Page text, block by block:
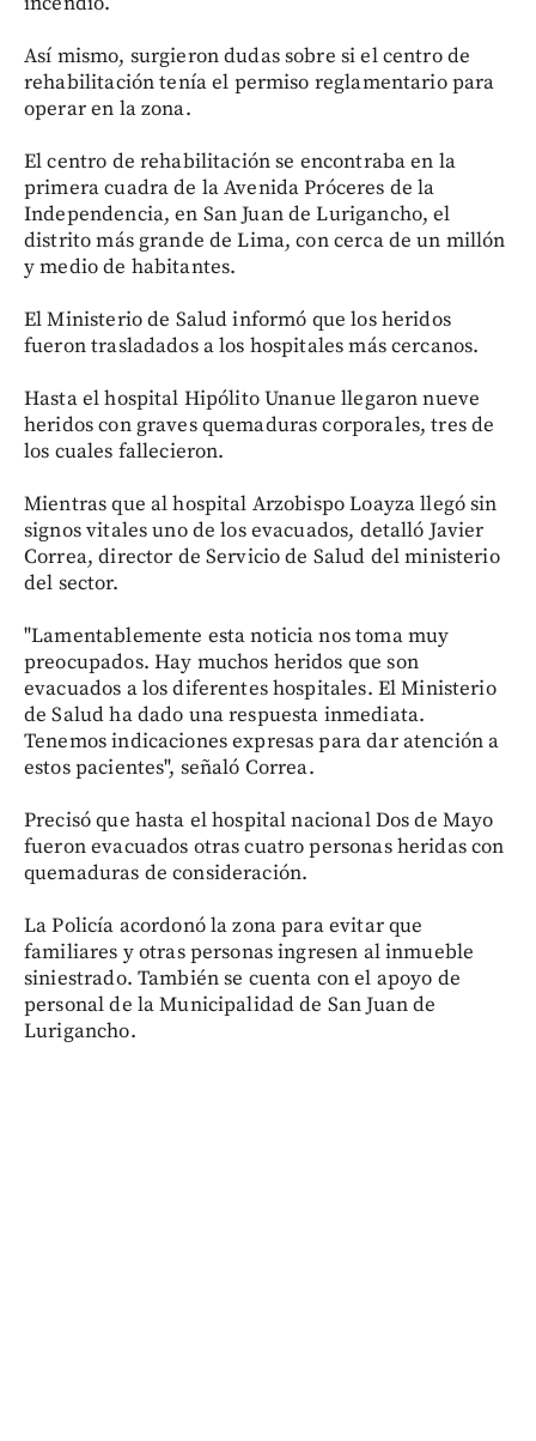
Así mismo, surgieron dudas sobre si el centro de
rehabilitación tenía el permiso reglamentario para
operar en la zona.
El centro de rehabilitación se encontraba en la
primera cuadra de la Avenida Próceres de la
Independencia, en San Juan de Lurigancho, el
distrito más grande de Lima, con cerca de un millón
y medio de habitantes.
El Ministerio de Salud informó que los heridos
fueron trasladados a los hospitales más cercanos.
Hasta el hospital Hipólito Unanue llegaron nueve
heridos con graves quemaduras corporales, tres de
los cuales fallecieron.
Mientras que al hospital Arzobispo Loayza llegó sin
signos vitales uno de los evacuados, detalló Javier
Correa, director de Servicio de Salud del ministerio
del sector.
"Lamentablemente esta noticia nos toma muy
preocupados. Hay muchos heridos que son
evacuados a los diferentes hospitales. El Ministerio
de Salud ha dado una respuesta inmediata.
Tenemos indicaciones expresas para dar atención a
estos pacientes", señaló Correa.
Precisó que hasta el hospital nacional Dos de Mayo
fueron evacuados otras cuatro personas heridas con
quemaduras de consideración.
La Policía acordonó la zona para evitar que
familiares y otras personas ingresen al inmueble
siniestrado. También se cuenta con el apoyo de
personal de la Municipalidad de San Juan de
Lurigancho.